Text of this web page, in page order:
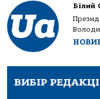
Білий
ВИБІР